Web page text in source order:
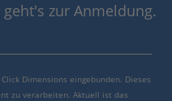
zur Anmeldung.
Dimensions eingebunden. Dieses
zu verarbeiten. Aktuell ist das